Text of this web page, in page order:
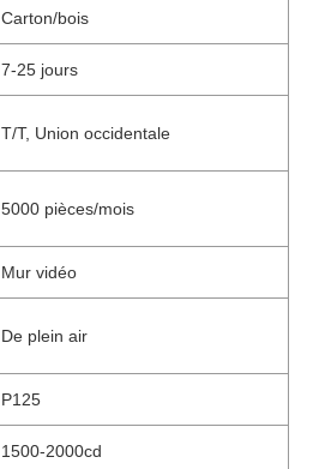
Carton/bois
7-25 jours
T/T, Union occidentale
5000 pièces/mois
Mur vidéo
De plein air
P125
1500-2000cd